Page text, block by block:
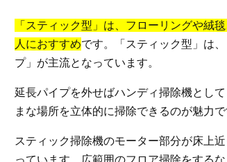
「スティック型」は、フローリングや絨
人におすすめです。「スティック型」は
プ」が主流となっています。
延長パイプを外せばハンディ掃除機とし
まな場所を立体的に掃除できるのが魅力で
スティック掃除機のモーター部分が床上